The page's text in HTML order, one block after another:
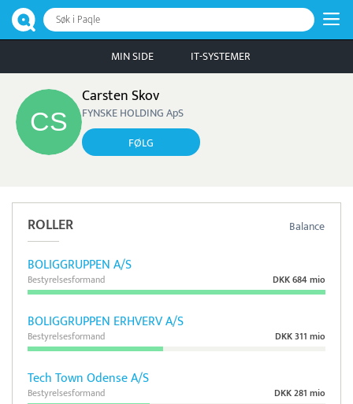
Søk i Paqle
MIN SIDE IT-SYSTEMER
Carsten Skov
FYNSKE HOLDING ApS
FØLG
Balance
ROLLER
BOLIGGRUPPEN A/S
DKK 684 mio
Bestyrelsesformand
BOLIGGRUPPEN ERHVERV A/S
DKK 311 mio
Bestyrelsesformand
Tech Town Odense A/S
DKK 281 mio
Bestyrelsesformand